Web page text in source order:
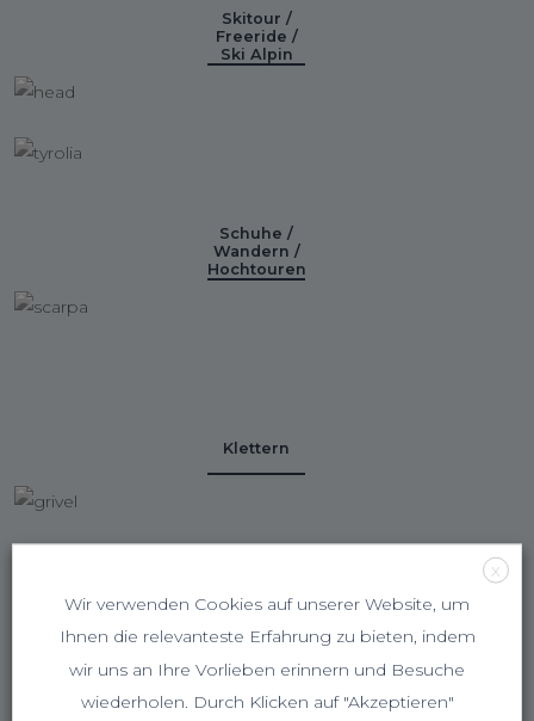
Skitour /
Freeride /
Ski Alpin
Schuhe /
Wandern /
Hochtouren
Klettern
X
Wir verwenden Cookies auf unserer Website, um
Ihnen die relevanteste Erfahrung zu bieten, indem
wir uns an Ihre Vorlieben erinnern und Besuche
wiederholen. Durch Klicken auf "Akzeptieren"